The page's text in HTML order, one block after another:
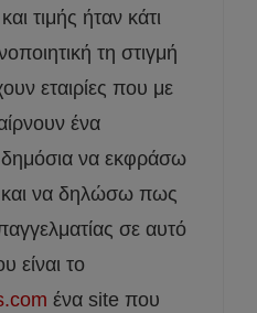
τιμής ήταν κάτι
τη στιγμή
εταιρίες που με
ένα
δημόσια να εκφράσω
και να δηλώσω πως
σε αυτό
είναι το
ένα site που